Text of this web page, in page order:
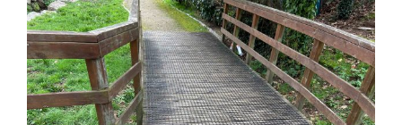
Ver
imagen
más
grande